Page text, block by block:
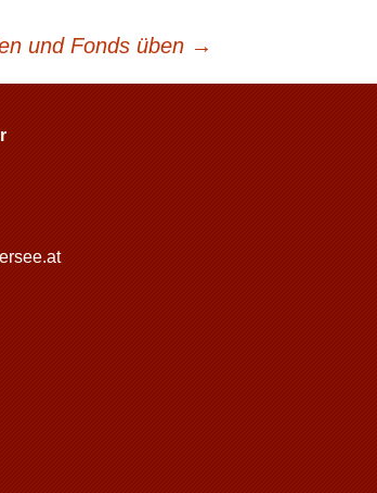
und Fonds üben →